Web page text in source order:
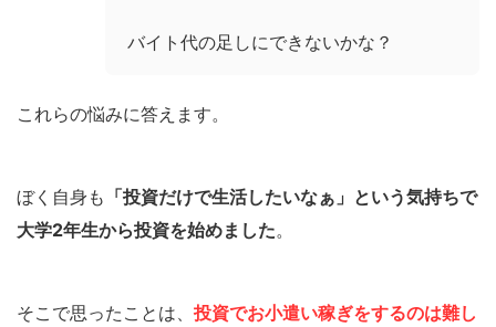
バイト代の足しにできないかな？
これらの悩みに答えます。
ぼく自身も 「投資だけで生活したいなぁ」という気持ちで
大学2年生から投資を始めました。
そこで思ったことは、 投資でお小遣い稼ぎをするのは難し